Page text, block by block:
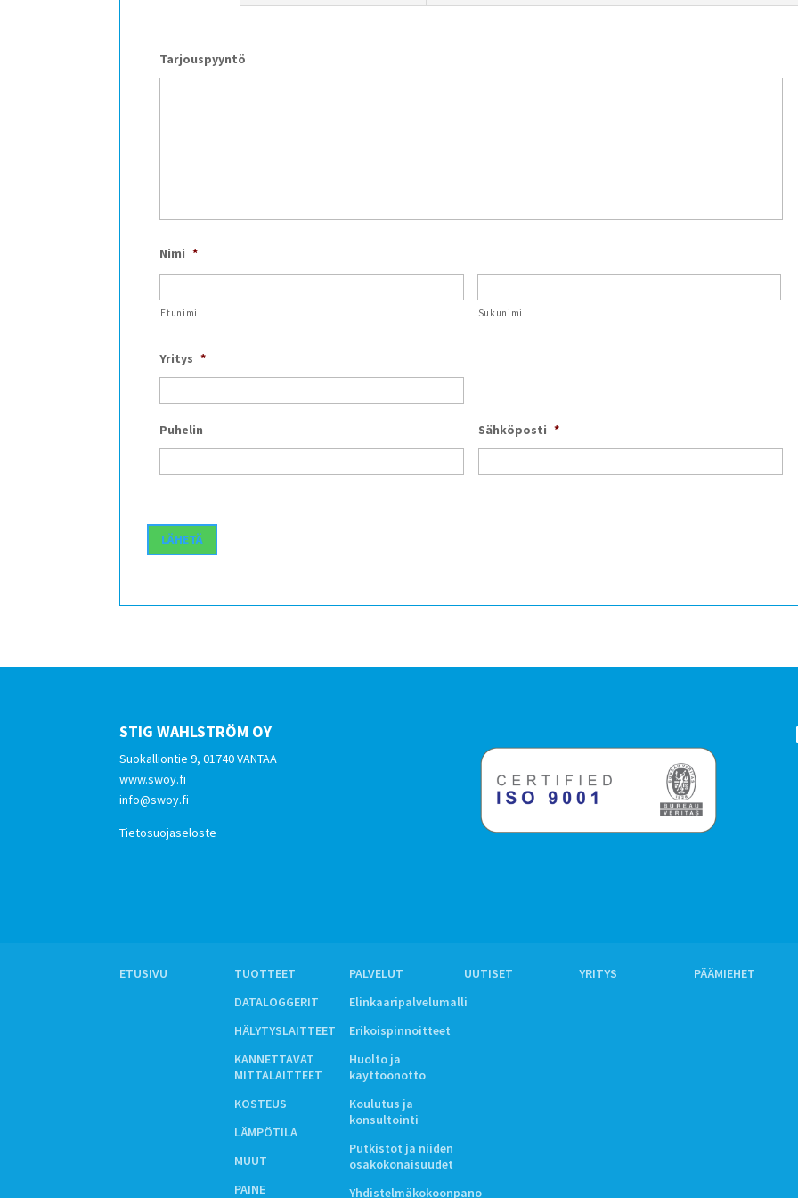
Tarjouspyyntö
Nimi *
Etunimi Sukunimi
Yritys *
Puhelin Sähköposti *
STIG WAHLSTRÖM OY
Suokalliontie 9, 01740 VANTAA
www.swoy.fi
info@swoy.fi
Tietosuojaseloste
ETUSIVU
TUOTTEET
DATALOGGERIT
HÄLYTYSLAITTEET
KANNETTAVAT
MITTALAITTEET
KOSTEUS
LÄMPÖTILA
MUUT
PAINE
PALVELUT
Elinkaaripalvelumalli
Erikoispinnoitteet
Huolto ja
käyttöönotto
Koulutus ja
konsultointi
Putkistot ja niiden
osakokonaisuudet
Yhdistelmäkokoonpano
UUTISET YRITYS PÄÄMIEHET